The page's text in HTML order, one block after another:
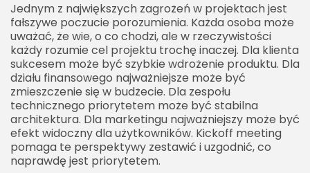
Jednym z największych zagrożeń w projektach jest
fałszywe poczucie porozumienia. Każda osoba może
uważać, że wie, o co chodzi, ale w rzeczywistości
każdy rozumie cel projektu trochę inaczej. Dla klienta
sukcesem może być szybkie wdrożenie produktu. Dla
działu finansowego najważniejsze może być
zmieszczenie się w budżecie. Dla zespołu
technicznego priorytetem może być stabilna
architektura. Dla marketingu najważniejszy może być
efekt widoczny dla użytkowników. Kickoff meeting
pomaga te perspektywy zestawić i uzgodnić, co
naprawdę jest priorytetem.